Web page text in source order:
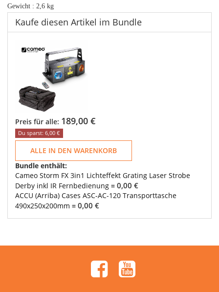
Gewicht : 2,6 kg
Kaufe diesen Artikel im Bundle
Preis für alle: 189,00 €
Du sparst: 6,00 €
ALLE IN DEN WARENKORB
Bundle enthält:
Cameo Storm FX 3in1 Lichteffekt Grating Laser Strobe
Derby inkl IR Fernbedienung = 0,00 €
ACCU (Arriba) Cases ASC-AC-120 Transporttasche
490x250x200mm = 0,00 €